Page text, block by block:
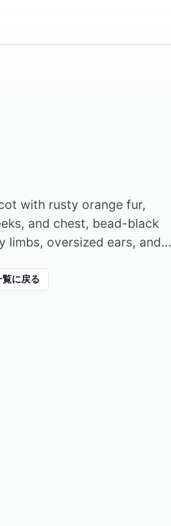
with rusty orange fur,
and chest, bead-black
limbs, oversized ears, and...
に戻る